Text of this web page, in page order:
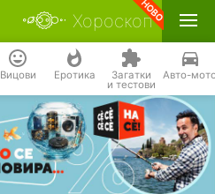
Хороскоп
Вицови Еротика Загатки
и тестови
Авто-